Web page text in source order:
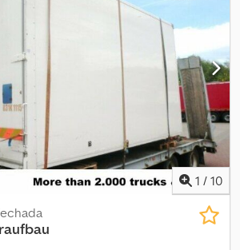
carroceria intercambiável Sommer
INFORMAÇÕES SOBRE ACESSÓRIOS
a alterações, venda prévia e erros! Chjdji
1 / 10